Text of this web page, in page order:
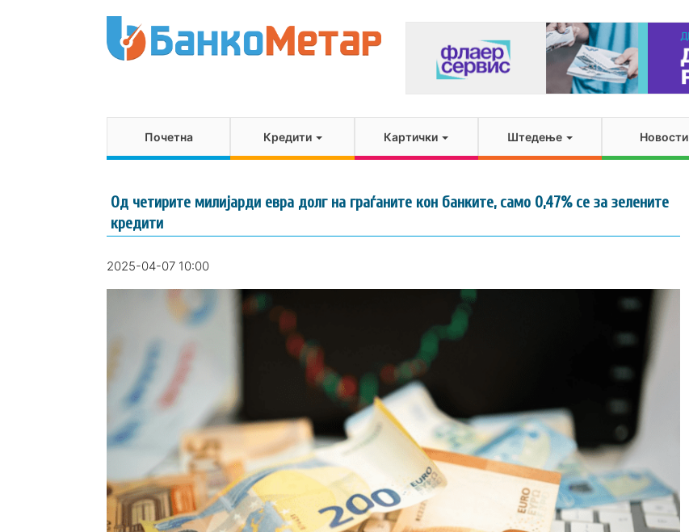
Почетна Кредити Картички Штедење Новости
Од четирите милијарди евра долг на граѓаните кон банките, само 0,47% се за зелените
кредити
2025-04-07 10:00